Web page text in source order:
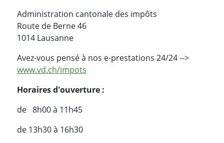
Administration cantonale des impôts
Route de Berne 46
1014 Lausanne
Avez-vous pensé à nos e-prestations 24/24 -->
www.vd.ch/impots
Horaires d'ouverture :
de 8h00 à 11h45
de 13h30 à 16h30